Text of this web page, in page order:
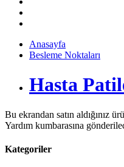
Anasayfa
Besleme Noktaları
Hasta
Bu ekrandan satın aldığınız
Yardım kumbarasına
Kategoriler